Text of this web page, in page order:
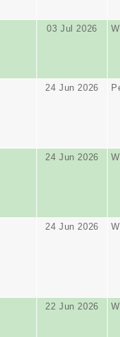
03 Jul 2026
24 Jun 2026
24 Jun 2026
24 Jun 2026
22 Jun 2026